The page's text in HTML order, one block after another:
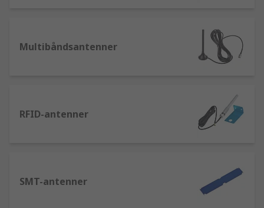
Multibåndsantenner
RFID-antenner
SMT-antenner